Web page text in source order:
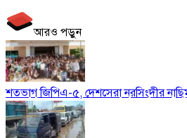
আরও পড়ুন
শতভাগ জিপিএ-৫, দেশসেরা নরসিংদীর